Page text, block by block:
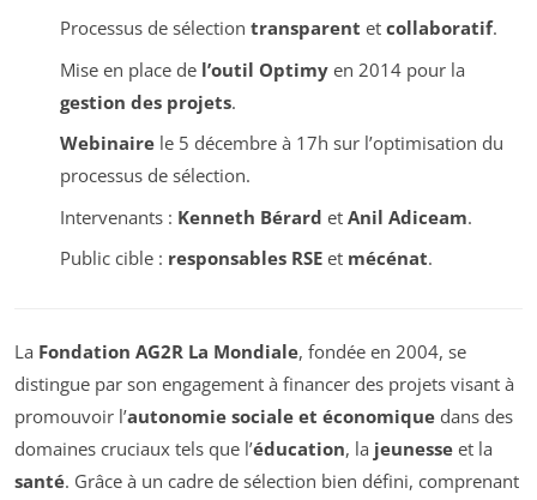
Processus de sélection transparent et collaboratif.
Mise en place de l’outil Optimyen 2014 pour la
gestion des projets.
Webinairele 5 décembre à 17h sur l’optimisation du
processus de sélection.
Intervenants : Kenneth Bérard et Anil Adiceam.
Public cible : responsables RSEet mécénat.
La Fondation AG2R La Mondiale, fondée en 2004, se
distingue par son engagement à financer des projets visant à
promouvoir l’autonomie sociale et économique dans des
domaines cruciaux tels que l’éducation, la jeunesse et la
santé. Grâce à un cadre de sélection bien défini, comprenant